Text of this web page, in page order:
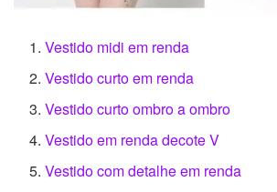
Vestido midi em renda
Vestido curto em renda
Vestido curto ombro a ombro
Vestido em renda decote V
Vestido com detalhe em renda